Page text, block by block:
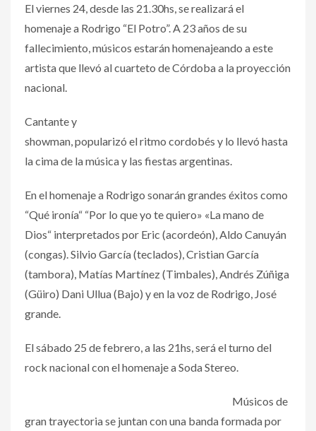
El viernes 24, desde las 21.30hs, se realizará el
homenaje a Rodrigo “El Potro”. A 23 años de su
fallecimiento, músicos estarán homenajeando a este
artista que llevó al cuarteto de Córdoba a la proyección
nacional.
Cantante y
showman, popularizó el ritmo cordobés y lo llevó hasta
la cima de la música y las fiestas argentinas.
En el homenaje a Rodrigo sonarán grandes éxitos como
“Qué ironía“ “Por lo que yo te quiero» «La mano de
Dios“ interpretados por Eric (acordeón), Aldo Canuyán
(congas). Silvio García (teclados), Cristian García
(tambora), Matías Martínez (Timbales), Andrés Zúñiga
(Güiro) Dani Ullua (Bajo) y en la voz de Rodrigo, José
grande.
El sábado 25 de febrero, a las 21hs, será el turno del
rock nacional con el homenaje a Soda Stereo.
Músicos de
gran trayectoria se juntan con una banda formada por